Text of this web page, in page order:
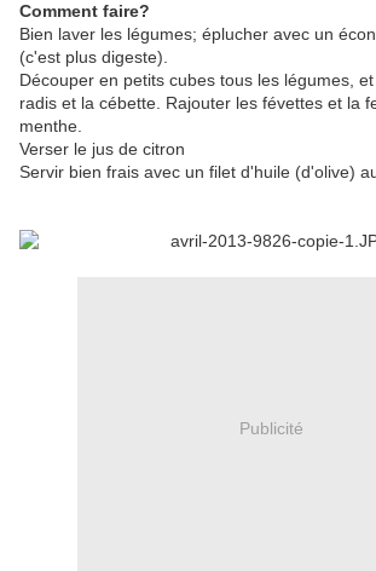
Comment faire?
Bien laver les légumes; éplucher avec un
(c'est plus digeste).
Découper en petits cubes tous les légumes,
radis et la cébette. Rajouter les févettes et la
menthe.
Verser le jus de citron
Servir bien frais avec un filet d'huile (d'olive)
Publicité